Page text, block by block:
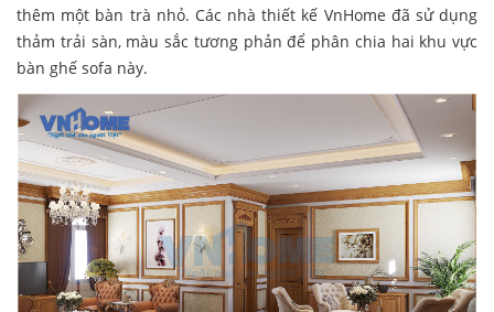
thêm một bàn trà nhỏ. Các nhà thiết kế VnHome đã sử dụng
thảm trải sàn, màu sắc tương phản để phân chia hai khu vực
bàn ghế sofa này.